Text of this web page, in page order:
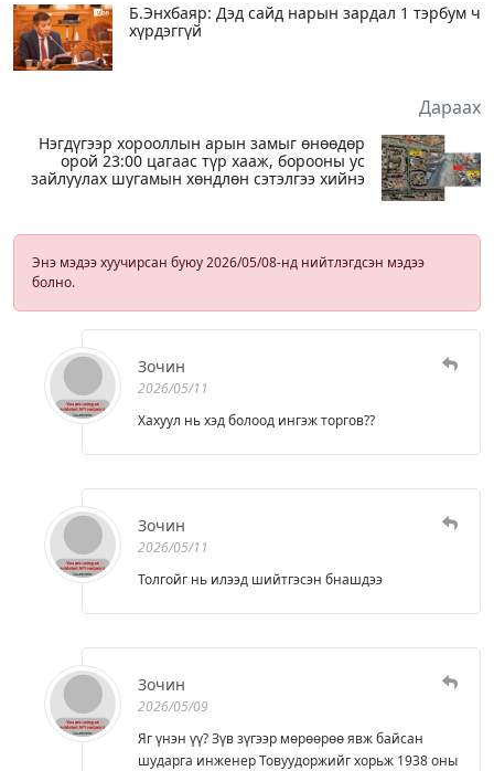
Б.Энхбаяр: Дэд сайд нарын зардал 1 тэрбум ч
хүрдэггүй
Дараах
Нэгдүгээр хорооллын арын замыг өнөөдөр
орой 23:00 цагаас түр хааж, борооны ус
зайлуулах шугамын хөндлөн сэтэлгээ хийнэ
Энэ мэдээ хуучирсан буюу 2026/05/08-нд нийтлэгдсэн мэдээ
болно.
Зочин
2026/05/11
Хахуул нь хэд болоод ингэж торгов??
Зочин
2026/05/11
Толгойг нь илээд шийтгэсэн бнашдээ
Зочин
2026/05/09
Яг үнэн үү? Зүв зүгээр мөрөөрөө явж байсан
шударга инженер Товуудоржийг хорьж 1938 оны